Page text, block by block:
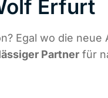
Erfurt
Egal wo die neue
Partner für